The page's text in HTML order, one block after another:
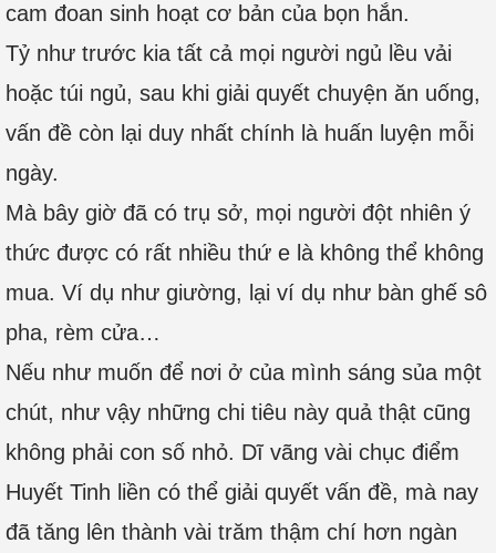
cam đoan sinh hoạt cơ bản của bọn hắn.
Tỷ như trước kia tất cả mọi người ngủ lều vải
hoặc túi ngủ, sau khi giải quyết chuyện ăn uống,
vấn đề còn lại duy nhất chính là huấn luyện mỗi
ngày.
Mà bây giờ đã có trụ sở, mọi người đột nhiên ý
thức được có rất nhiều thứ e là không thể không
mua. Ví dụ như giường, lại ví dụ như bàn ghế sô
pha, rèm cửa…
Nếu như muốn để nơi ở của mình sáng sủa một
chút, như vậy những chi tiêu này quả thật cũng
không phải con số nhỏ. Dĩ vãng vài chục điểm
Huyết Tinh liền có thể giải quyết vấn đề, mà nay
đã tăng lên thành vài trăm thậm chí hơn ngàn